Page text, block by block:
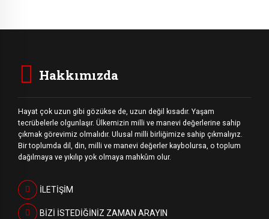
Hakkımızda
Hayat çok uzun gibi gözükse de, uzun değil kısadır. Yaşam
tecrübelerle olgunlaşır. Ülkemizin milli ve manevi değerlerine sahip
çıkmak görevimiz olmalıdır. Ulusal milli birliğimize sahip çıkmalıyız.
Bir toplumda dil, din, milli ve manevi değerler kaybolursa, o toplum
dağılmaya ve yıkılıp yok olmaya mahkûm olur.
İLETİŞİM
BİZİ İSTEDİĞİNİZ ZAMAN ARAYIN